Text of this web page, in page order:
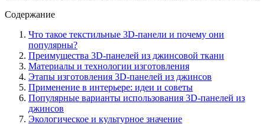
Содержание
Что такое текстильные 3D-панели и почему они
популярны?
Преимущества 3D-панелей из джинсовой ткани
Материалы и технологии изготовления
Этапы изготовления 3D-панелей из джинсов
Применение в интерьере: идеи и советы
Популярные варианты использования 3D-панелей из
джинсов
Экологическое и культурное значение